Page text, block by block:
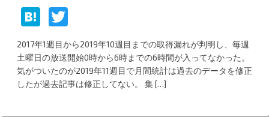
H
at
e
n
a
w
itt
er
2017年1週目から2019年10週目までの取得漏れが判明し、毎週
土曜日の放送開始0時から6時までの6時間が入ってなかった。
気がついたのが2019年11週目で月間統計は過去のデータを修正
したが過去記事は修正してない。 集 […]